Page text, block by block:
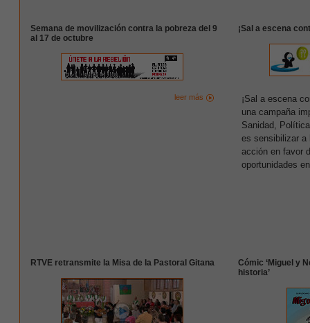
Semana de movilización contra la pobreza del 9
al 17 de octubre
leer más
¡Sal a escena
¡Sal a escena
una campaña
Sanidad,
es sensibilizar a
acción en favor
oportunidades
RTVE retransmite la Misa de la Pastoral Gitana
Cómic ‘Miguel y
historia’